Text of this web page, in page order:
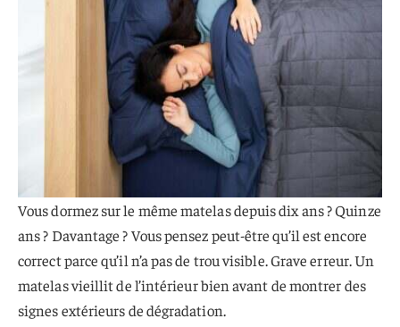
Vous dormez sur le même matelas depuis dix ans ? Quinze
ans ? Davantage ? Vous pensez peut-être qu’il est encore
correct parce qu’il n’a pas de trou visible. Grave erreur. Un
matelas vieillit de l’intérieur bien avant de montrer des
signes extérieurs de dégradation.